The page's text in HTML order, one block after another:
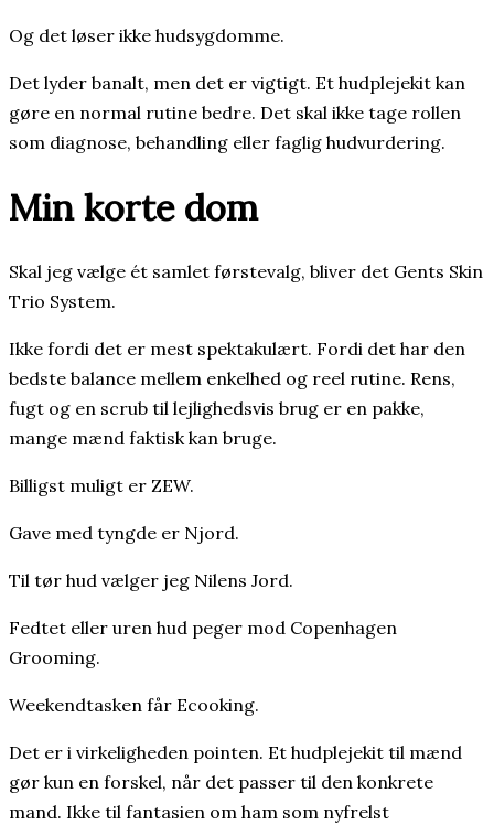
Og det løser ikke hudsygdomme.
Det lyder banalt, men det er vigtigt. Et hudplejekit kan
gøre en normal rutine bedre. Det skal ikke tage rollen
som diagnose, behandling eller faglig hudvurdering.
Min korte dom
Skal jeg vælge ét samlet førstevalg, bliver det Gents Skin
Trio System.
Ikke fordi det er mest spektakulært. Fordi det har den
bedste balance mellem enkelhed og reel rutine. Rens,
fugt og en scrub til lejlighedsvis brug er en pakke,
mange mænd faktisk kan bruge.
Billigst muligt er ZEW.
Gave med tyngde er Njord.
Til tør hud vælger jeg Nilens Jord.
Fedtet eller uren hud peger mod Copenhagen
Grooming.
Weekendtasken får Ecooking.
Det er i virkeligheden pointen. Et hudplejekit til mænd
gør kun en forskel, når det passer til den konkrete
mand. Ikke til fantasien om ham som nyfrelst